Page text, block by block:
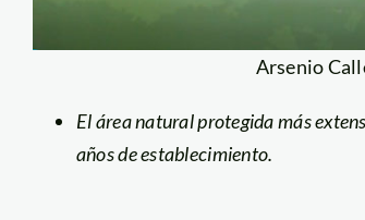
Arsenio
El área natural protegida más
años de establecimiento.